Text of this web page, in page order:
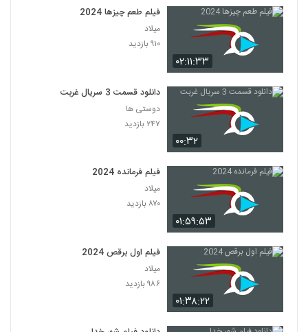
۰۲:۱۱:۳۳
فیلم طعم چیزها 2024
میلاد
۹۱۰ بازدید
۰۰:۳۲
دانلود قسمت 3 سریال غربت
دوستی ها
۲۴۷ بازدید
۰۱:۵۹:۵۳
فیلم فرمانده 2024
میلاد
۸۷۰ بازدید
۰۱:۳۸:۲۲
فیلم اول برقص 2024
میلاد
۹۸۶ بازدید